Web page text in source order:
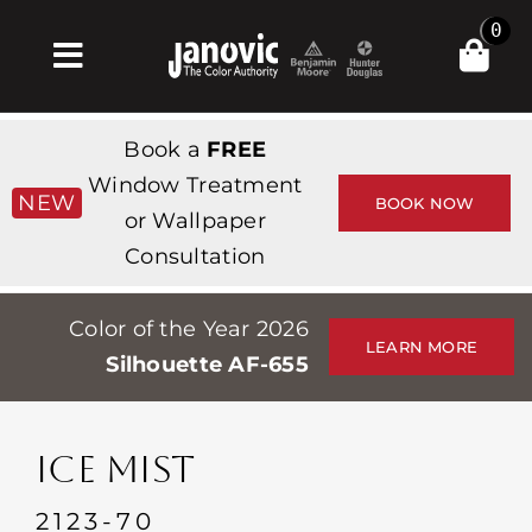
Toggle
Navigation
Products & Services
Магазин
Professionals
Stores
События
0
NEW
Book a FREE
Window Treatment
or Wallpaper
Consultation
BOOK NOW
Color of the Year 2026
Silhouette AF-655
LEARN MORE
ICE MIST
2123-70